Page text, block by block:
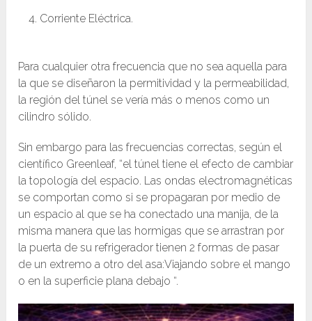
Corriente Eléctrica.
Para cualquier otra frecuencia que no sea aquella para
la que se diseñaron la permitividad y la permeabilidad,
la región del túnel se vería más o menos como un
cilindro sólido.
Sin embargo para las frecuencias correctas, según el
científico Greenleaf, “el túnel tiene el efecto de cambiar
la topología del espacio. Las ondas electromagnéticas
se comportan como si se propagaran por medio de
un espacio al que se ha conectado una manija, de la
misma manera que las hormigas que se arrastran por
la puerta de su refrigerador tienen 2 formas de pasar
de un extremo a otro del asa:Viajando sobre el mango
o en la superficie plana debajo “.